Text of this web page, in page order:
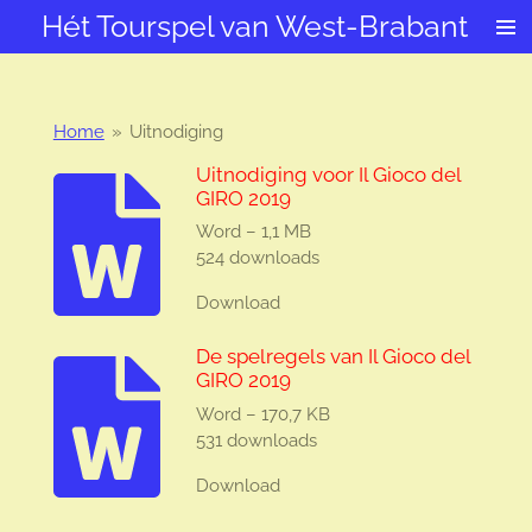
direct
hoofdinhoud
Hét Tourspel van West-Brabant
Home » Uitnodiging
Uitnodiging voor Il Gioco del
GIRO 2019
Word – 1,1 MB
524 downloads
Download
De spelregels van Il Gioco del
GIRO 2019
Word – 170,7 KB
531 downloads
Download